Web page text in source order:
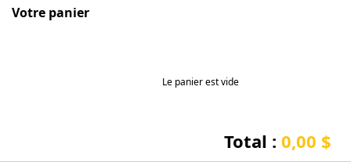
Votre panier
Le panier est vide
Total : 0,00 $